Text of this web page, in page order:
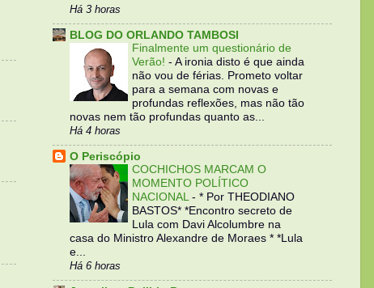
Há 3 horas
BLOG DO ORLANDO TAMBOSI
Finalmente um questionário de
Verão! - A ironia disto é que ainda
não vou de férias. Prometo voltar
para a semana com novas e
profundas reflexões, mas não tão
novas nem tão profundas quanto as...
Há 4 horas
O Periscópio
COCHICHOS MARCAM O
MOMENTO POLÍTICO
NACIONAL - * Por THEODIANO
BASTOS* *Encontro secreto de
Lula com Davi Alcolumbre na
casa do Ministro Alexandre de Moraes * *Lula
e...
Há 6 horas